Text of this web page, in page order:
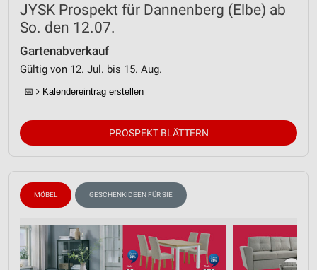
JYSK Prospekt für Dannenberg (Elbe) ab
So. den 12.07.
Gartenabverkauf
Gültig von 12. Jul. bis 15. Aug.
📅 Kalendereintrag erstellen
PROSPEKT BLÄTTERN
MÖBEL GESCHENKIDEEN FÜR SIE